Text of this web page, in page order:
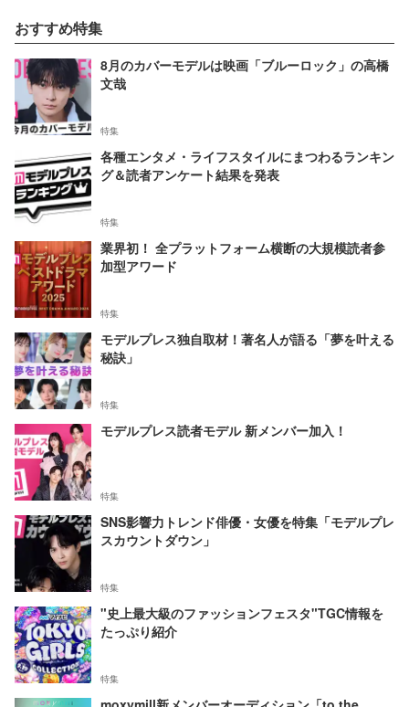
おすすめ特集
8月のカバーモデルは映画「ブルーロック」の高橋
文哉
特集
各種エンタメ・ライフスタイルにまつわるランキン
グ＆読者アンケート結果を発表
特集
業界初！ 全プラットフォーム横断の大規模読者参
加型アワード
特集
モデルプレス独自取材！著名人が語る「夢を叶える
秘訣」
特集
モデルプレス読者モデル 新メンバー加入！
特集
SNS影響力トレンド俳優・女優を特集「モデルプレ
スカウントダウン」
特集
"史上最大級のファッションフェスタ"TGC情報を
たっぷり紹介
特集